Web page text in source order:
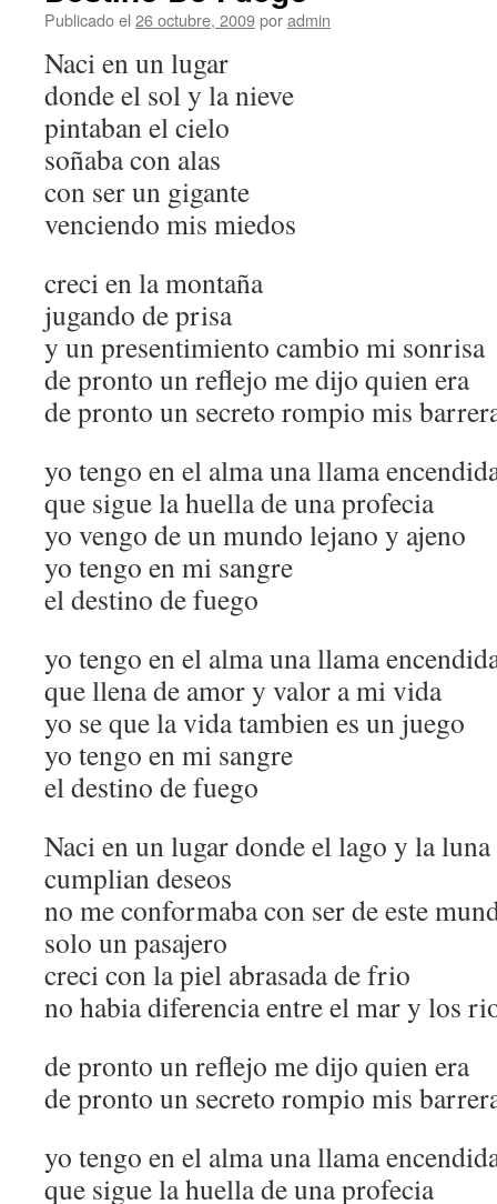
Publicado el 26 octubre, 2009poradmin
Naci en un lugar
donde el sol y la nieve
pintaban el cielo
soñaba con alas
con ser un gigante
venciendo mis miedos
creci en la montaña
jugando de prisa
y un presentimiento cambio mi sonrisa
de pronto un reflejo me dijo quien era
de pronto un secreto rompio mis
yo tengo en el alma una llama
que sigue la huella de una profecia
yo vengo de un mundo lejano y ajeno
yo tengo en mi sangre
el destino de fuego
yo tengo en el alma una llama
que llena de amor y valor a mi vida
yo se que la vida tambien es un juego
yo tengo en mi sangre
el destino de fuego
Naci en un lugar donde el lago y la luna
cumplian deseos
no me conformaba con ser de este
solo un pasajero
creci con la piel abrasada de frio
no habia diferencia entre el mar y los
de pronto un reflejo me dijo quien era
de pronto un secreto rompio mis
yo tengo en el alma una llama
que sigue la huella de una profecia